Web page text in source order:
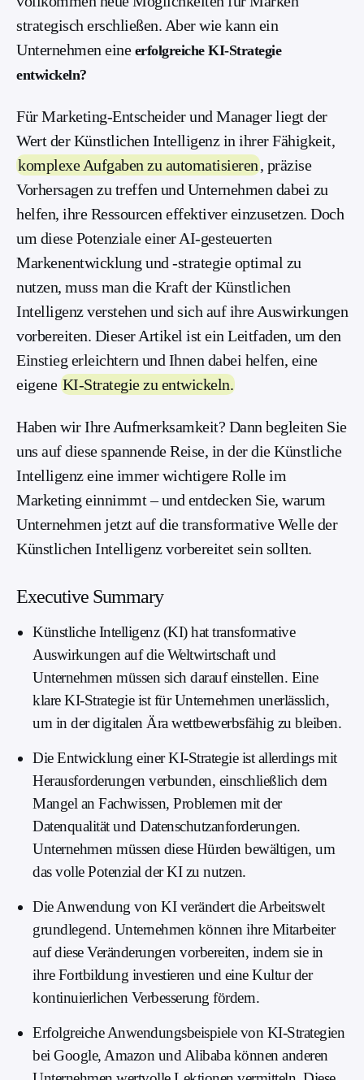
strategisch erschließen. Aber wie kann ein
Unternehmen eine erfolgreiche KI-Strategie
entwickeln?
Für Marketing-Entscheider und Manager liegt der
Wert der Künstlichen Intelligenz in ihrer Fähigkeit,
komplexe Aufgaben zu automatisieren, präzise
Vorhersagen zu treffen und Unternehmen dabei zu
helfen, ihre Ressourcen effektiver einzusetzen. Doch
um diese Potenziale einer AI-gesteuerten
Markenentwicklung und -strategie optimal zu
nutzen, muss man die Kraft der Künstlichen
Intelligenz verstehen und sich auf ihre Auswirkungen
vorbereiten. Dieser Artikel ist ein Leitfaden, um den
Einstieg erleichtern und Ihnen dabei helfen, eine
eigene KI-Strategie zu entwickeln.
Haben wir Ihre Aufmerksamkeit? Dann begleiten Sie
uns auf diese spannende Reise, in der die Künstliche
Intelligenz eine immer wichtigere Rolle im
Marketing einnimmt – und entdecken Sie, warum
Unternehmen jetzt auf die transformative Welle der
Künstlichen Intelligenz vorbereitet sein sollten.
Executive Summary
Künstliche Intelligenz (KI) hat transformative
Auswirkungen auf die Weltwirtschaft und
Unternehmen müssen sich darauf einstellen. Eine
klare KI-Strategie ist für Unternehmen unerlässlich,
um in der digitalen Ära wettbewerbsfähig zu bleiben.
Die Entwicklung einer KI-Strategie ist allerdings mit
Herausforderungen verbunden, einschließlich dem
Mangel an Fachwissen, Problemen mit der
Datenqualität und Datenschutzanforderungen.
Unternehmen müssen diese Hürden bewältigen, um
das volle Potenzial der KI zu nutzen.
Die Anwendung von KI verändert die Arbeitswelt
grundlegend. Unternehmen können ihre Mitarbeiter
auf diese Veränderungen vorbereiten, indem sie in
ihre Fortbildung investieren und eine Kultur der
kontinuierlichen Verbesserung fördern.
Erfolgreiche Anwendungsbeispiele von KI-Strategien
bei Google, Amazon und Alibaba können anderen